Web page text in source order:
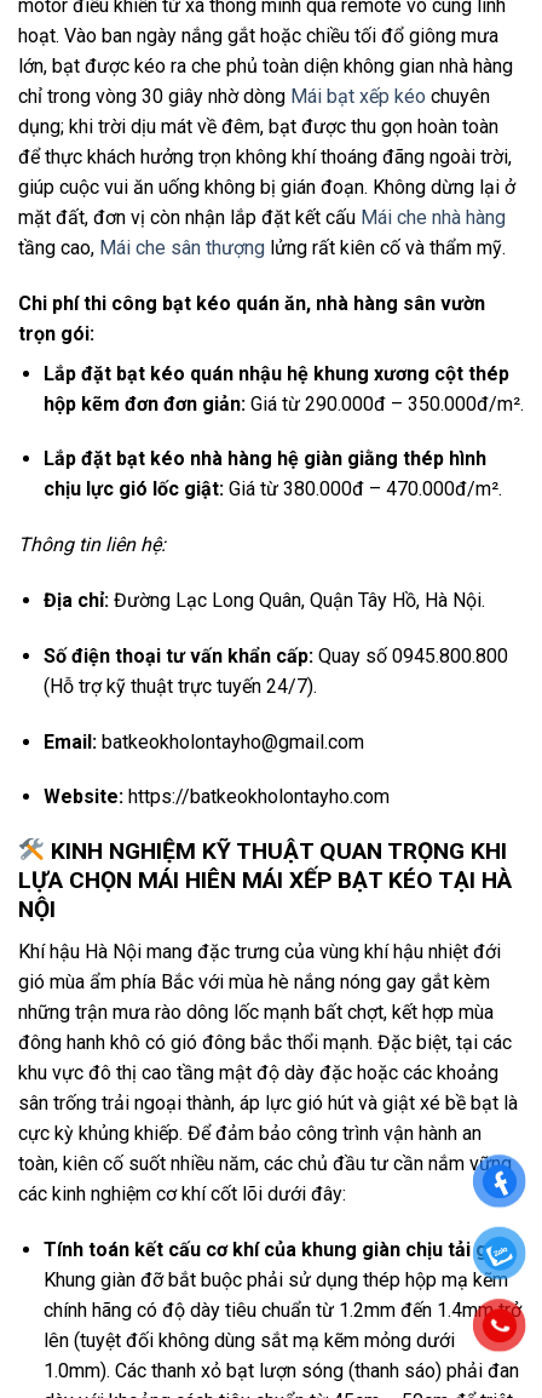
motor điều khiển từ xa thông minh qua remote vô cùng linh
hoạt. Vào ban ngày nắng gắt hoặc chiều tối đổ giông mưa
lớn, bạt được kéo ra che phủ toàn diện không gian nhà hàng
chỉ trong vòng 30 giây nhờ dòng Mái bạt xếp kéo chuyên
dụng; khi trời dịu mát về đêm, bạt được thu gọn hoàn toàn
để thực khách hưởng trọn không khí thoáng đãng ngoài trời,
giúp cuộc vui ăn uống không bị gián đoạn. Không dừng lại ở
mặt đất, đơn vị còn nhận lắp đặt kết cấu Mái che nhà hàng
tầng cao, Mái che sân thượng lửng rất kiên cố và thẩm mỹ.
Chi phí thi công bạt kéo quán ăn, nhà hàng sân vườn
trọn gói:
Lắp đặt bạt kéo quán nhậu hệ khung xương cột thép
hộp kẽm đơn đơn giản:Giá từ 290.000đ – 350.000đ/m².
Lắp đặt bạt kéo nhà hàng hệ giàn giằng thép hình
chịu lực gió lốc giật:Giá từ 380.000đ – 470.000đ/m².
Thông tin liên hệ:
Địa chỉ:Đường Lạc Long Quân, Quận Tây Hồ, Hà Nội.
Số điện thoại tư vấn khẩn cấp:Quay số 0945.800.800
(Hỗ trợ kỹ thuật trực tuyến 24/7).
Email:batkeokholontayho@gmail.com
Website:https://batkeokholontayho.com
KINH NGHIỆM KỸ THUẬT QUAN TRỌNG KHI
LỰA CHỌN MÁI HIÊN MÁI XẾP BẠT KÉO TẠI HÀ
NỘI
Khí hậu Hà Nội mang đặc trưng của vùng khí hậu nhiệt đới
gió mùa ẩm phía Bắc với mùa hè nắng nóng gay gắt kèm
những trận mưa rào dông lốc mạnh bất chợt, kết hợp mùa
đông hanh khô có gió đông bắc thổi mạnh. Đặc biệt, tại các
khu vực đô thị cao tầng mật độ dày đặc hoặc các khoảng
sân trống trải ngoại thành, áp lực gió hút và giật xé bề bạt là
cực kỳ khủng khiếp. Để đảm bảo công trình vận hành an
toàn, kiên cố suốt nhiều năm, các chủ đầu tư cần nắm vững
các kinh nghiệm cơ khí cốt lõi dưới đây:
Tính toán kết cấu cơ khí của khung giàn chịu tải gió:
Khung giàn đỡ bắt buộc phải sử dụng thép hộp mạ kẽm
chính hãng có độ dày tiêu chuẩn từ 1.2mm đến 1.4mm trở
lên (tuyệt đối không dùng sắt mạ kẽm mỏng dưới
1.0mm). Các thanh xỏ bạt lượn sóng (thanh sáo) phải đan